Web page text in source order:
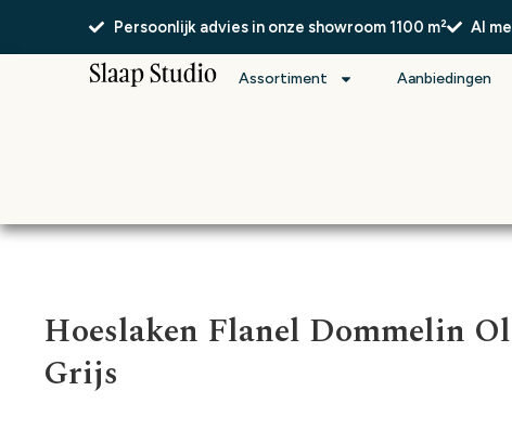
Persoonlijk advies in onze showroom 1100 m² Al
Assortiment Aanbiedingen
Hoeslaken Flanel Dommelin
Grijs